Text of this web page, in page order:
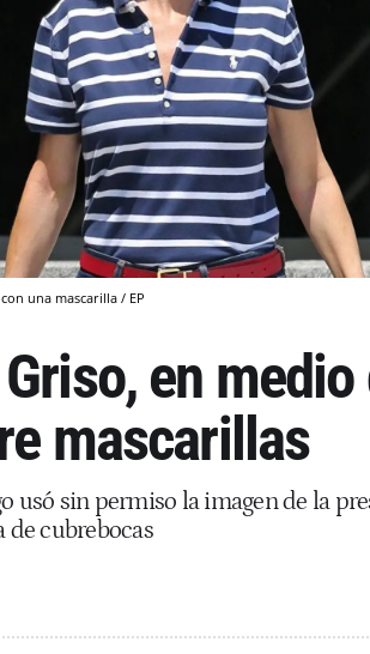
una mascarilla / EP
en medio
mascarillas
usó sin permiso la imagen de la
de cubrebocas